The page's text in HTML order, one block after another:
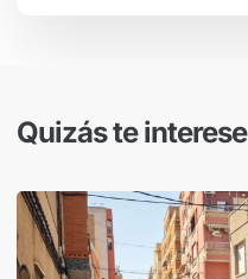
Quizás te interese